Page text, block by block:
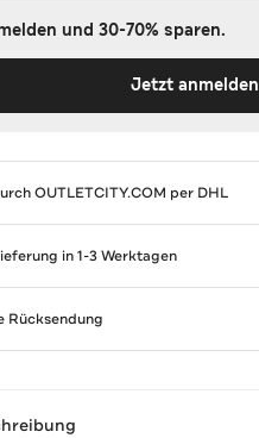
und 30-70% sparen.
Jetzt anmelden
OUTLETCITY.COM per DHL
in 1-3 Werktagen
Rücksendung